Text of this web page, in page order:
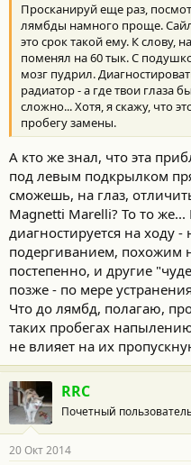
Просканируй еще раз,
лямбды намного проще.
это срок такой ему. К слову,
поменял на 60 тык. С
мозг пудрил.
радиатор - а где твои глаза
сложно... Хотя, я скажу, что
пробегу замены.
А кто же знал, что эта
под левым подкрылком
сможешь, на глаз,
Magnetti Marelli? То то же...
диагностируется на ходу
подергиванием, похожим
постепенно, и другие
позже - по мере
Что до лямбд, полагаю,
таких пробегах
не влияет на их
RRC
Почетный
20 Окт 2014